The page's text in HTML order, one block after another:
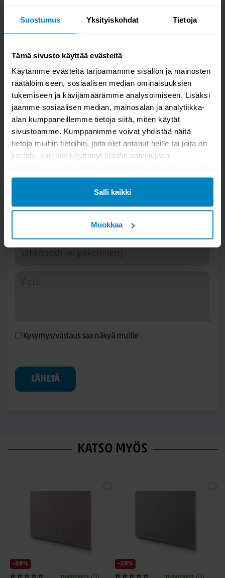
Suostumus Yksityiskohdat Tietoja
Tämä sivusto käyttää evästeitä
Käytämme evästeitä tarjoamamme sisällön ja mainosten
räätälöimiseen, sosiaalisen median ominaisuuksien
tukemiseen ja kävijämäärämme analysoimiseen. Lisäksi
jaamme sosiaalisen median, mainosalan ja analytiikka-
alan kumppaneillemme tietoja siitä, miten käytät
sivustoamme. Kumppanimme voivat yhdistää näitä
tietoja muihin tietoihin, joita olet antanut heille tai joita on
kerätty, kun olet käyttänyt heidän palvelujaan.
Salli kaikki
Muokkaa
Eden 6 runkopatja 80x200cm
Kysymys/vastaus saa näkyä muille
LÄHETÄ
KATSO MYÖS
-20% -20%